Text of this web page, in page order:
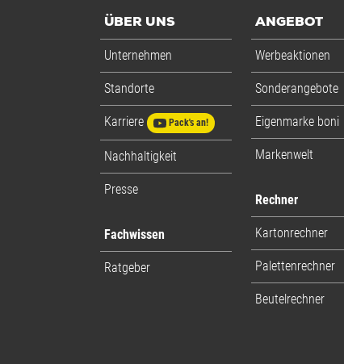
ÜBER UNS
Unternehmen
Standorte
Karriere Pack's an!
Nachhaltigkeit
Presse
Fachwissen
Ratgeber
ANGEBOT
Werbeaktionen
Sonderangebote
Eigenmarke boni
Markenwelt
Rechner
Kartonrechner
Palettenrechner
Beutelrechner